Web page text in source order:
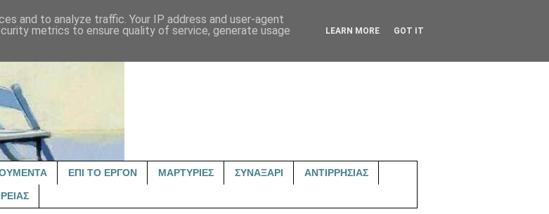
ΕΠΙ ΤΟ ΕΡΓΟΝ ΜΑΡΤΥΡΙΕΣ ΣΥΝΑΞΑΡΙ ΑΝΤΙΡΡΗΣΙΑΣ
and to analyze traffic. Your IP address and user-agent
metrics to ensure quality of service, generate usage
LEARN MORE GOT IT